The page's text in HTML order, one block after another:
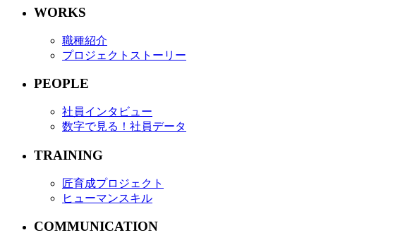
WORKS
職種紹介
プロジェクトストーリー
PEOPLE
社員インタビュー
数字で見る！社員データ
TRAINING
匠育成プロジェクト
ヒューマンスキル
COMMUNICATION